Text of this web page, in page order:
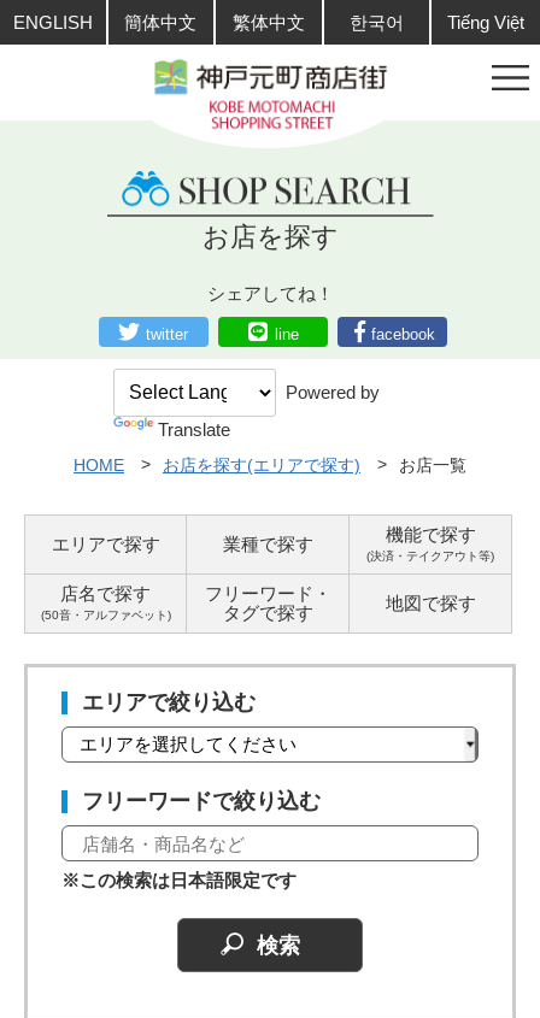
ENGLISH 簡体中文 繁体中文 한국어 Tiếng Việt
お店を探す
シェアしてね！
twitter line facebook
Powered by
Translate
HOME お店を探す(エリアで探す) お店一覧
エリアで探す 業種で探す 機能で探す
(決済・テイクアウト等)
店名で探す
(50音・アルファベット)
フリーワード・
タグで探す 地図で探す
エリアで絞り込む
フリーワードで絞り込む
※この検索は日本語限定です